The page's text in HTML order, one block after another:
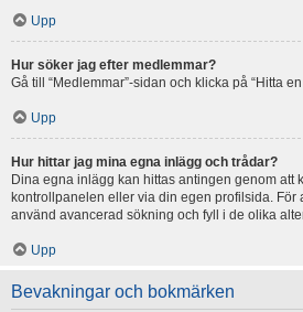
Upp
Hur söker jag efter medlemmar?
Gå till “Medlemmar”-sidan och klicka på “Hitta
Upp
Hur hittar jag mina egna inlägg och trådar?
Dina egna inlägg kan hittas antingen genom att
kontrollpanelen eller via din egen profilsida. För
använd avancerad sökning och fyll i de olika
Upp
Bevakningar och bokmärken